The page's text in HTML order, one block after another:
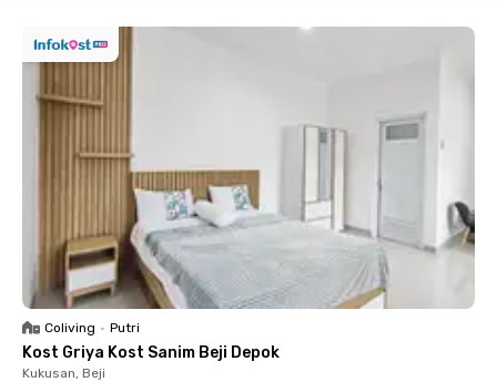
Coliving • Putri
Kost Griya Kost Sanim Beji Depok
Kukusan, Beji